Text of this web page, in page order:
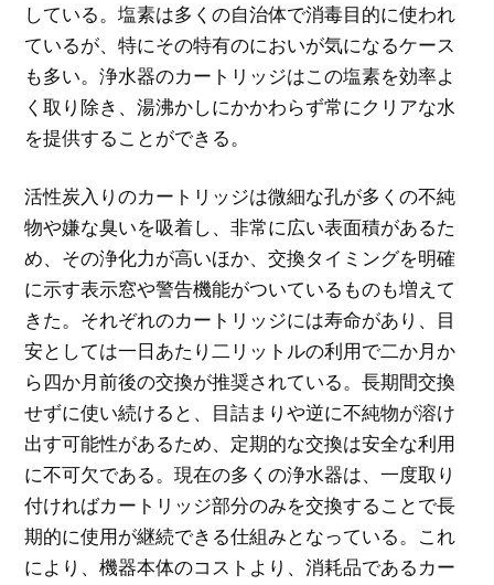
している。塩素は多くの自治体で消毒目的に使われ
ているが、特にその特有のにおいが気になるケース
も多い。浄水器のカートリッジはこの塩素を効率よ
く取り除き、湯沸かしにかかわらず常にクリアな水
を提供することができる。
活性炭入りのカートリッジは微細な孔が多くの不純
物や嫌な臭いを吸着し、非常に広い表面積があるた
め、その浄化力が高いほか、交換タイミングを明確
に示す表示窓や警告機能がついているものも増えて
きた。それぞれのカートリッジには寿命があり、目
安としては一日あたり二リットルの利用で二か月か
ら四か月前後の交換が推奨されている。長期間交換
せずに使い続けると、目詰まりや逆に不純物が溶け
出す可能性があるため、定期的な交換は安全な利用
に不可欠である。現在の多くの浄水器は、一度取り
付ければカートリッジ部分のみを交換することで長
期的に使用が継続できる仕組みとなっている。これ
により、機器本体のコストより、消耗品であるカー